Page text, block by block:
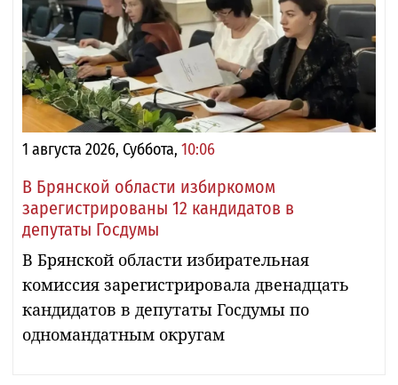
1 августа 2026, Суббота, 10:06
В Брянской области избиркомом
зарегистрированы 12 кандидатов в
депутаты Госдумы
В Брянской области избирательная
комиссия зарегистрировала двенадцать
кандидатов в депутаты Госдумы по
одномандатным округам